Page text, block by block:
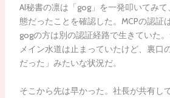
AI秘書の凛は「gog」を一発叩いてみ
態だったことを確認した。MCPの認証
gogの方は別の認証経路で生きていた
メイン水道は止まっていたけど、裏口
だった」みたいな状況だ。
そこから先は早かった。社長が共有し